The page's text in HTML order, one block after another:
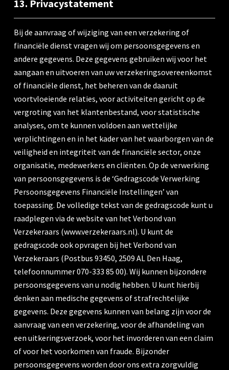
13. Privacystatement
Bij de aanvraag of wijziging van een verzekering of
financiële dienst vragen wij om persoonsgegevens en
andere gegevens. Deze gegevens gebruiken wij voor het
aangaan en uitvoeren van uw verzekeringsovereenkomst
of financiële dienst, het beheren van de daaruit
voortvloeiende relaties, voor activiteiten gericht op de
vergroting van het klantenbestand, voor statistische
analyses, om te kunnen voldoen aan wettelijke
verplichtingen en in het kader van het waarborgen van de
veiligheid en integriteit van de financiële sector, onze
organisatie, medewerkers en cliënten. Op de verwerking
van persoonsgegevens is de ‘Gedragscode Verwerking
Persoonsgegevens Financiële Instellingen’ van
toepassing. De volledige tekst van de gedragscode kunt u
raadplegen via de website van het Verbond van
Verzekeraars (www.verzekeraars.nl). U kunt de
gedragscode ook opvragen bij het Verbond van
Verzekeraars (Postbus 93450, 2509 AL Den Haag,
telefoonnummer 070-333 85 00). Wij kunnen bijzondere
persoonsgegevens van u nodig hebben. U kunt hierbij
denken aan medische gegevens of strafrechtelijke
gegevens. Deze gegevens kunnen van belang zijn voor de
aanvraag van een verzekering, voor de afhandeling van
een uitkeringsverzoek, voor het invorderen van een claim
of voor het voorkomen van fraude. Bijzonder
persoonsgegevens worden door ons extra zorgvuldig